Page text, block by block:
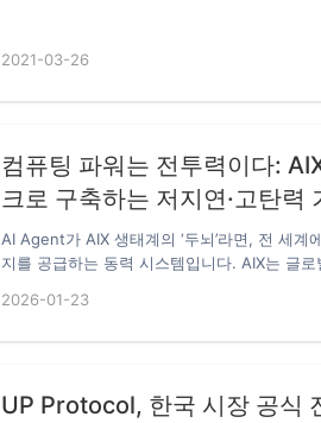
평가다. 최근의 세계 우주 개발은 위성을 얼마
다. 발사체 크기도 아리랑 3A호의 신뢰성을
2021-03-26
컴퓨팅 파워는 전투력이다:
크로 구축하는 저지연·고탄력
AI Agent가 AIX 생태계의 ‘두뇌’라면, 전 세
지를 공급하는 동력 시스템입니다. AIX는 글
로 연결하여,단순한 리소스 집합이 아닌 금
준에 맞춘 이종 연산 자원 스케줄링 소비자용
니다.글로벌 노드가 단기 고성능 클러스터로…
2026-01-23
UP Protocol, 한국 시장 공식